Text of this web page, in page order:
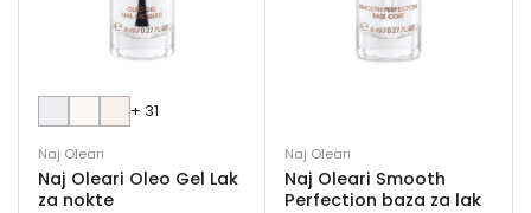
+ 31
Naj Oleari
Naj Oleari Oleo Gel Lak
za nokte
Naj Oleari
Naj Oleari Smooth
Perfection baza za lak